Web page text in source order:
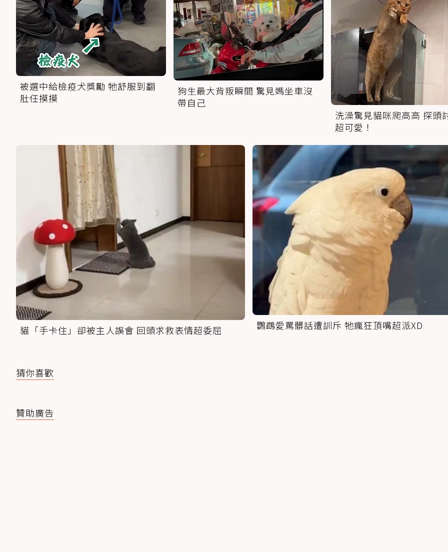
被選中給檢疫犬獎勵 牠舒服到翻
肚任摸摸
狗生最大背叛瞬間 驚見媽坐車沒
帶自己
洗澡驚見貓咪爬高高 探頭
超可愛！
貓「手卡住」卻被主人誤會 回頭求救表情超委屈 鸚鵡愛罵髒話遭訓斥 牠瘋狂頂嘴超派XD
猜你喜歡
贊助廣告